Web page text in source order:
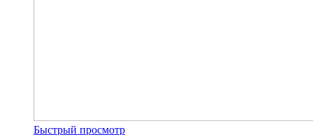
Быстрый просмотр